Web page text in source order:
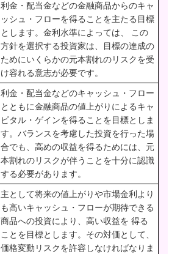
利金・配当金などの金融商品からのキャ
ッシュ・フローを得ることを主たる目標
とします。金利水準によっては、 この
方針を選択する投資家は、目標の達成の
ためにいくらかの元本割れのリスクを受
け容れる意志が必要です。
利金・配当金などのキャッシュ・フロー
とともに金融商品の値上がりによるキャ
ピタル・ゲインを得ることを目標としま
す。バランスを考慮した投資を行った場
合でも、高めの収益を得るためには、元
本割れのリスクが伴うことを十分に認識
する必要があります。
主として将来の値上がりや市場金利より
も高いキャッシュ・フローが期待できる
商品への投資により、高い収益を 得る
ことを目標とします。その対価として、
価格変動リスクを許容しなければなりま